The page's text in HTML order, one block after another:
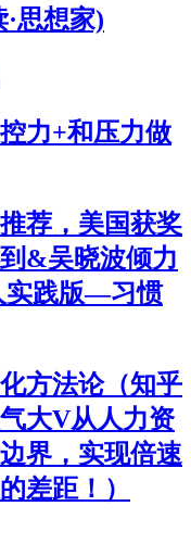
思想家)
力+和压力做
荐，美国获奖
&吴晓波倾力
实践版—习惯
方法论（知乎
大V从人力资
界，实现倍速
差距！）